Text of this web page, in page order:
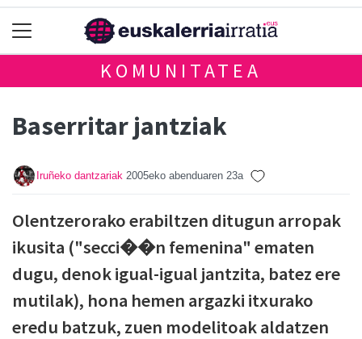
KOMUNITATEA
Baserritar jantziak
Iruñeko dantzariak 2005eko abenduaren 23a
Olentzerorako erabiltzen ditugun arropak
ikusita ("secci��n femenina" ematen
dugu, denok igual-igual jantzita, batez ere
mutilak), hona hemen argazki itxurako
eredu batzuk, zuen modelitoak aldatzen